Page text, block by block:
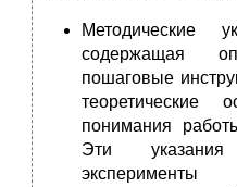
Методические
содержащая
пошаговые
теоретические
понимания
Эти